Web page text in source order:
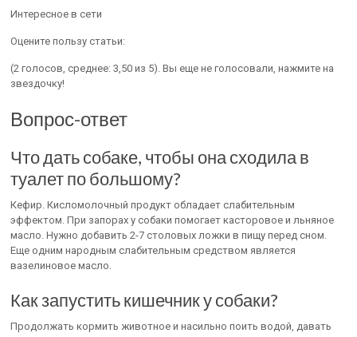
Интересное в сети
Оцените пользу статьи:
(2 голосов, среднее: 3,50 из 5). Вы еще не голосовали, нажмите на
звездочку!
Вопрос-ответ
Что дать собаке, чтобы она сходила в
туалет по большому?
Кефир. Кисломолочный продукт обладает слабительным
эффектом. При запорах у собаки помогает касторовое и льняное
масло. Нужно добавить 2-7 столовых ложки в пищу перед сном.
Еще одним народным слабительным средством является
вазелиновое масло.
Как запустить кишечник у собаки?
Продолжать кормить животное и насильно поить водой, давать